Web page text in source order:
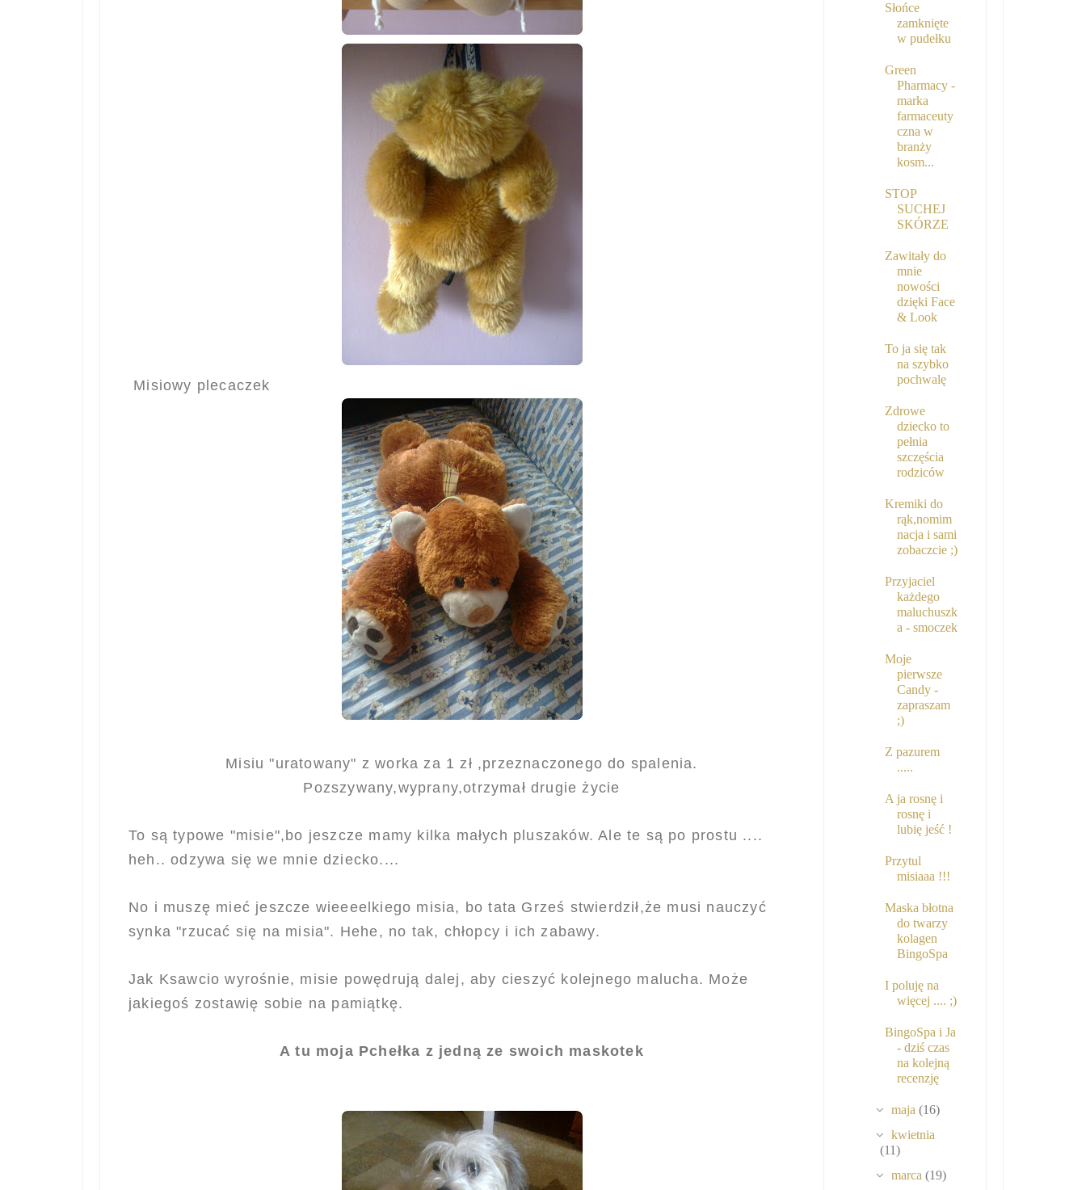
Misiowy plecaczek
Misiu "uratowany" z worka za 1 zł ,przeznaczonego do spalenia.
Pozszywany,wyprany,otrzymał drugie życie
To są typowe "misie",bo jeszcze mamy kilka małych pluszaków. Ale te są po prostu ....
heh.. odzywa się we mnie dziecko....
No i muszę mieć jeszcze wieeeelkiego misia, bo tata Grześ stwierdził,że musi nauczyć
synka "rzucać się na misia". Hehe, no tak, chłopcy i ich zabawy.
Jak Ksawcio wyrośnie, misie powędrują dalej, aby cieszyć kolejnego malucha. Może
jakiegoś zostawię sobie na pamiątkę.
A tu moja Pchełka z jedną ze swoich maskotek
Słońce
zamknięte
w pudełku
Green
Pharmacy -
marka
farmaceuty
czna w
branży
kosm...
STOP
SUCHEJ
SKÓRZE
Zawitały do
mnie
nowości
dzięki Face
& Look
To ja się tak
na szybko
pochwalę
Zdrowe
dziecko to
pełnia
szczęścia
rodziców
Kremiki do
rąk,nomim
nacja i sami
zobaczcie ;)
Przyjaciel
każdego
maluchuszk
a - smoczek
Moje
pierwsze
Candy -
zapraszam
;)
Z pazurem
.....
A ja rosnę i
rosnę i
lubię jeść !
Przytul
misiaaa !!!
Maska błotna
do twarzy
kolagen
BingoSpa
I poluję na
więcej .... ;)
BingoSpa i Ja
- dziś czas
na kolejną
recenzję
maja(16)
kwietnia
(11)
marca(19)